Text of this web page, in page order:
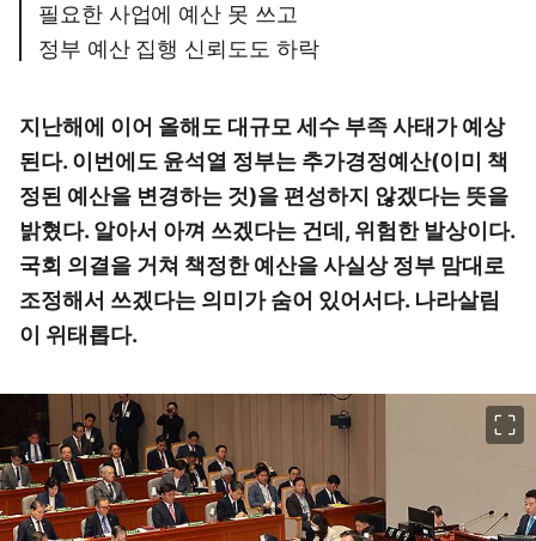
필요한 사업에 예산 못 쓰고
정부 예산 집행 신뢰도도 하락
지난해에 이어 올해도 대규모 세수 부족 사태가 예상
된다. 이번에도 윤석열 정부는 추가경정예산(이미 책
정된 예산을 변경하는 것)을 편성하지 않겠다는 뜻을
밝혔다. 알아서 아껴 쓰겠다는 건데, 위험한 발상이다.
국회 의결을 거쳐 책정한 예산을 사실상 정부 맘대로
조정해서 쓰겠다는 의미가 숨어 있어서다. 나라살림
이 위태롭다.